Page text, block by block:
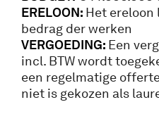
ERELOON: Het ereloon
bedrag der werken
VERGOEDING: Een
incl. BTW wordt
een regelmatige
niet is gekozen als